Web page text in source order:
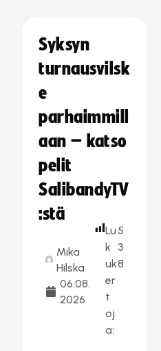
Syksyn
turnausvilsk
e
parhaimmill
aan – katso
pelit
SalibandyTV
:stä
Mika
Hilska
06.08.
2026
Lu
k
uk
er
t
oj
a:
5
3
8